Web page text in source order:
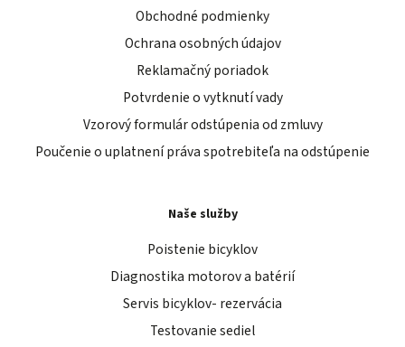
Obchodné podmienky
Ochrana osobných údajov
Reklamačný poriadok
Potvrdenie o vytknutí vady
Vzorový formulár odstúpenia od zmluvy
Poučenie o uplatnení práva spotrebiteľa na odstúpenie
Naše služby
Poistenie bicyklov
Diagnostika motorov a batérií
Servis bicyklov- rezervácia
Testovanie sediel